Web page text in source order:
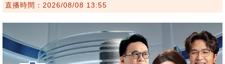
直播時間：2026/08/08 13:55